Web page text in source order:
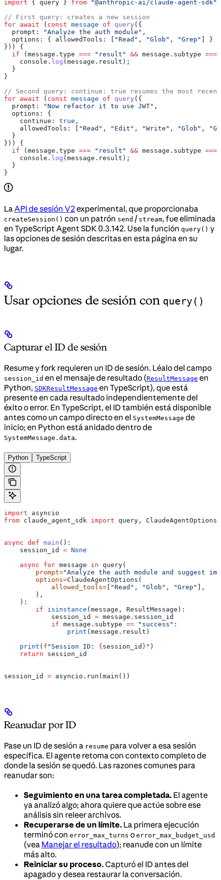
import { query } from "@anthropic-ai/claude-agent-sdk"
// First query: creates a new session
for await ( const message of query ({
  prompt:
"Analyze the auth module" ,
  options:
{ allowedTools: [ "Read" , "Glob" , "Grep" ] }
})) {
  if
(message . type === "result" && message . subtype ===
    console
. log (message . result );
  }
}
// Second query: continue: true resumes the most
for await ( const message of query ({
  prompt:
"Now refactor it to use JWT" ,
  options:
{
    continue:
true ,
    allowedTools:
[ "Read" , "Edit" , "Write" , "Glob" ,
  }
})) {
  if
(message . type === "result" && message . subtype ===
    console
. log (message . result );
  }
}
La API de sesión V2experimental, que proporcionaba
createSession() con un patrón send / stream, fue eliminada
en TypeScript Agent SDK 0.3.142. Use la función query() y
las opciones de sesión descritas en esta página en su
lugar.
Usar opciones de sesión con query()
Capturar el ID de sesión
Resume y fork requieren un ID de sesión. Léalo del campo
session_id en el mensaje de resultado (ResultMessage en
Python, SDKResultMessage en TypeScript), que está
presente en cada resultado independientemente del
éxito o error. En TypeScript, el ID también está disponible
antes como un campo directo en el SystemMessage de
inicio; en Python está anidado dentro de
SystemMessage.data.
Python TypeScript
import asyncio
from claude_agent_sdk import query,
async def main ():
    session_id
= None
    async
for message in query(
        prompt
="Analyze the auth module and suggest
        options
=ClaudeAgentOptions(
            allowed_tools
= [ "Read" , "Glob" , "Grep" ],
        ),
    ):
        if
isinstance (message, ResultMessage):
            session_id
= message.session_id
            if
message.subtype == "success" :
                print
(message.result)
    print
( f "Session ID: {session_id } " )
    return
session_id
session_id = asyncio.run(main())
Reanudar por ID
Pase un ID de sesión a resume para volver a esa sesión
específica. El agente retoma con contexto completo de
donde la sesión se quedó. Las razones comunes para
reanudar son:
Seguimiento en una tarea completada. El agente
ya analizó algo; ahora quiere que actúe sobre ese
análisis sin releer archivos.
Recuperarse de un límite. La primera ejecución
terminó con error_max_turns o error_max_budget_usd
(vea Manejar el resultado); reanude con un límite
más alto.
Reiniciar su proceso.Capturó el ID antes del
apagado y desea restaurar la conversación.